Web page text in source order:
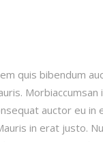
quis bibendum
Morbiaccumsan
auctor eu in
in erat justo.